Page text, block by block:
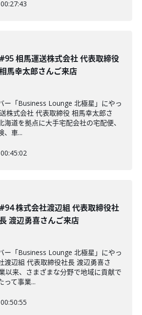
00:27:43
#95 相馬運送株式会社 代表取締役
馬幸太郎さんご来店
ー「Business Lounge 北極星」にやっ
株式会社 代表取締役 相馬幸太郎さ
海道を拠点に大手宅配会社の宅配便、
、車...
00:45:02
#94 株式会社渡辺組 代表取締役社
渡辺勇喜さんご来店
ー「Business Lounge 北極星」にやっ
渡辺組 代表取締役社長 渡辺勇喜さ
以来、さまざまな分野で地域に貢献で
って事業...
00:50:55